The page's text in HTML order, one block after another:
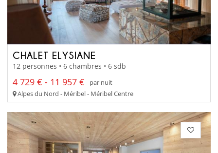
CHALET ELYSIANE
12 personnes • 6 chambres • 6 sdb
4 729 € - 11 957 €
par nuit
Alpes du Nord - Méribel - Méribel Centre